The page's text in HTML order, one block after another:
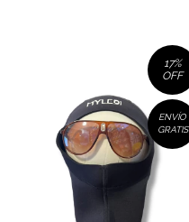
17%
OFF
ENVÍO
GRATIS